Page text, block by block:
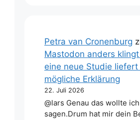
Petra van Cronenburg
Mastodon anders
eine neue Studie liefert
mögliche Erklärung
22. Juli 2026
@lars Genau das wollte
sagen.Drum hat mir dein